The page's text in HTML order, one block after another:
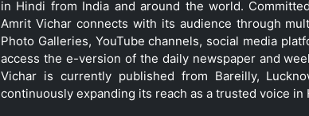
in Hindi from India and around the world.
Amrit Vichar connects with its audience through
Photo Galleries, YouTube channels, social media
access the e-version of the daily newspaper and
Vichar is currently published from Bareilly,
continuously expanding its reach as a trusted voice